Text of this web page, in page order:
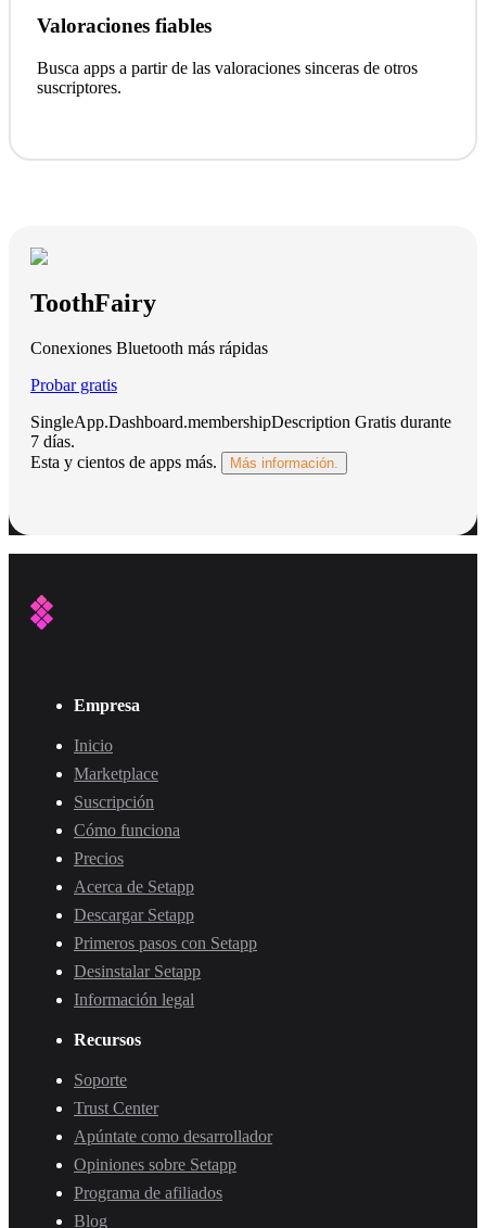
Valoraciones fiables
Busca apps a partir de las valoraciones sinceras de otros
suscriptores.
ToothFairy
Conexiones Bluetooth más rápidas
Probar gratis
SingleApp.Dashboard.membershipDescription Gratis durante
7 días.
Esta y cientos de apps más.
Más información.
Empresa
Inicio
Marketplace
Suscripción
Cómo funciona
Precios
Acerca de Setapp
Descargar Setapp
Primeros pasos con Setapp
Desinstalar Setapp
Información legal
Recursos
Soporte
Trust Center
Apúntate como desarrollador
Opiniones sobre Setapp
Programa de afiliados
Blog